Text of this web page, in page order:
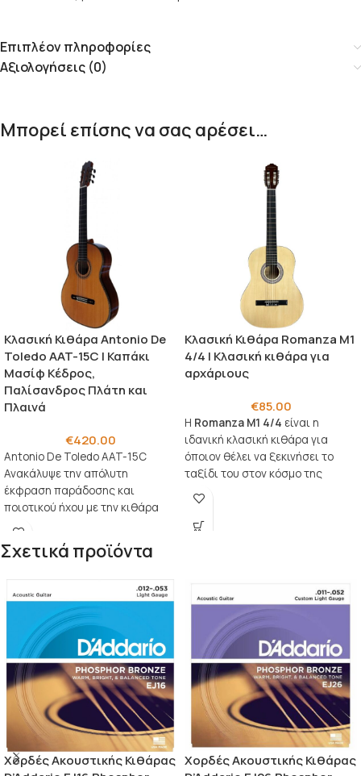
Επιπλέον πληροφορίες
Αξιολογήσεις (0)
Μπορεί επίσης να σας αρέσει…
Κλασική Κιθάρα Antonio De
Toledo AAT-15C | Καπάκι
Μασίφ Κέδρος,
Παλίσανδρος Πλάτη και
Πλαινά
€420.00
Antonio De Toledo AAT-15C
Ανακάλυψε την απόλυτη
έκφραση παράδοσης και
ποιοτικού ήχου με την κιθάρα
Antonio de Toledo AAT-15C.
Πρόκειται
Κλασική Κιθάρα Romanza M1
4/4 | Κλασική κιθάρα για
αρχάριους
€85.00
Η Romanza M1 4/4 είναι η
ιδανική κλασική κιθάρα για
όποιον θέλει να ξεκινήσει το
ταξίδι του στον κόσμο της
μουσικής. Κατασκευάζεται
σύμφωνα με τα δικά μας
κριτήρια.
Σχετικά προϊόντα
Χορδές Ακουστικής Κιθάρας Χορδές Ακουστικής Κιθάρας